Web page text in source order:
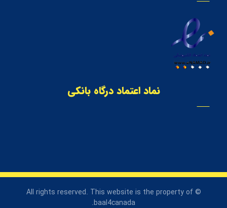
نماد اعتماد درگاه بانکی
© All rights reserved. This website is the property of
baal4canada.